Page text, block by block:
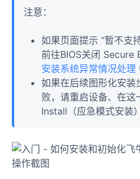
注意：
如果页面提示 “暂不支
前往BIOS关闭 Secure
安装系统异常情况处理
如果在后续图形化安装
败，请重启设备、在
Install（应急模式安装